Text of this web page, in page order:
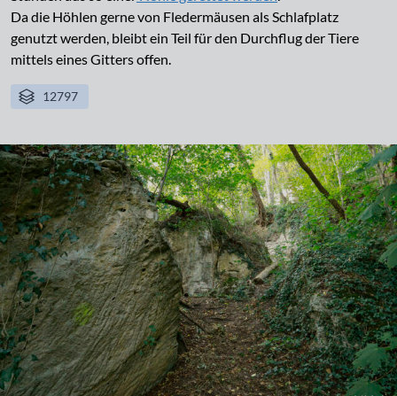
Da die Höhlen gerne von Fledermäusen als Schlafplatz
genutzt werden, bleibt ein Teil für den Durchflug der Tiere
mittels eines Gitters offen.
12797